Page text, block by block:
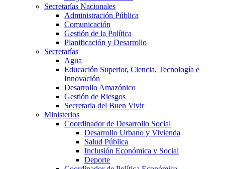
Secretarías Nacionales
Administración Pública
Comunicación
Gestión de la Política
Planificación y Desarrollo
Secretarías
Agua
Educación Superior, Ciencia, Tecnología e
Innovación
Desarrollo Amazónico
Gestión de Riesgos
Secretaria del Buen Vivir
Ministerios
Coordinador de Desarrollo Social
Desarrollo Urbano y Vivienda
Salud Pública
Inclusión Económica y Social
Deporte